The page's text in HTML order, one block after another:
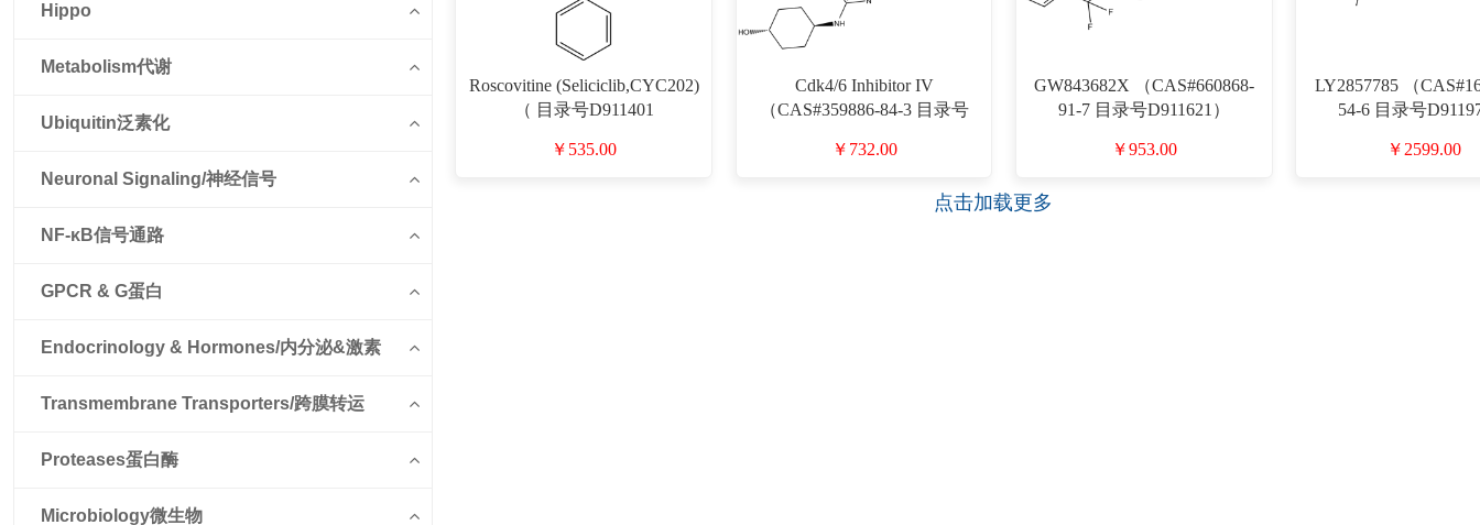
Hippo
Metabolism代谢
Ubiquitin泛素化
Neuronal Signaling/神经信号
NF-κB信号通路
GPCR & G蛋白
Endocrinology & Hormones/内分泌&激素
Transmembrane Transporters/跨膜转运
Proteases蛋白酶
Microbiology微生物
Roscovitine (Seliciclib,CYC202)
（ 目录号D911401
￥535.00
Cdk4/6 Inhibitor IV
（CAS#359886-84-3 目录号
￥732.00
GW843682X （CAS#660868-
91-7 目录号D911621）
￥953.00
LY2857785 （
54-6 目录号
￥2599.00
点击加载更多